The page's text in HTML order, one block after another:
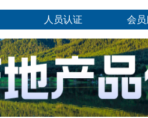
人员认证 会员